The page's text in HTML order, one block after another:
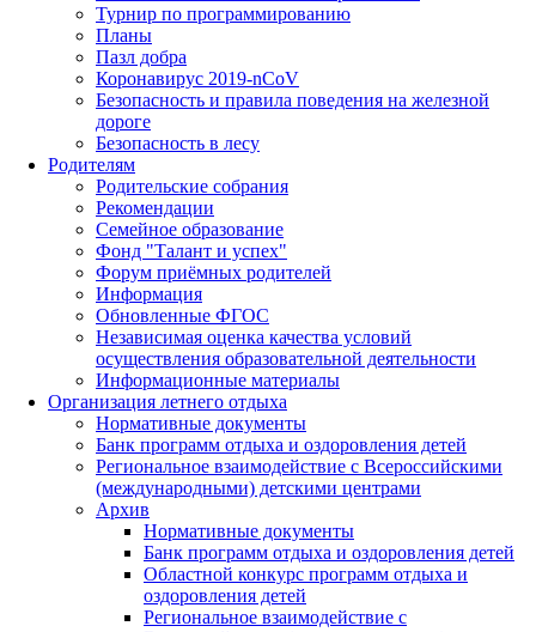
Турнир по программированию
Планы
Пазл добра
Коронавирус 2019-nCoV
Безопасность и правила поведения на железной
дороге
Безопасность в лесу
Родителям
Родительские собрания
Рекомендации
Семейное образование
Фонд "Талант и успех"
Форум приёмных родителей
Информация
Обновленные ФГОС
Независимая оценка качества условий
осуществления образовательной деятельности
Информационные материалы
Организация летнего отдыха
Нормативные документы
Банк программ отдыха и оздоровления детей
Региональное взаимодействие с Всероссийскими
(международными) детскими центрами
Архив
Нормативные документы
Банк программ отдыха и оздоровления детей
Областной конкурс программ отдыха и
оздоровления детей
Региональное взаимодействие с